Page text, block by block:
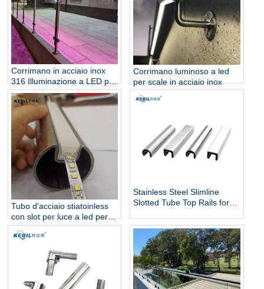
Corrimano in acciaio inox
316 Illuminazione a LED per
ringhiere per scale
Corrimano luminoso a led
per scale in acciaio inox
Tubo d'acciaio stiatoinless
con slot per luce a led per
scale e illuminazione per
corrimani
Stainless Steel Slimline
Slotted Tube Top Rails for
Fencing